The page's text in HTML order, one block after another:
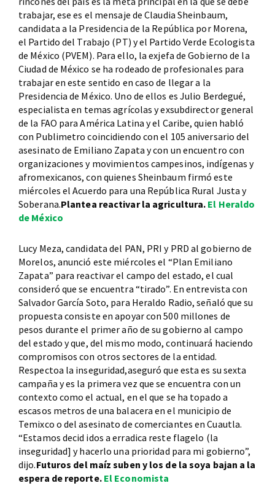
trabajar, ese es el mensaje de Claudia Sheinbaum,
candidata a la Presidencia de la República por Morena,
el Partido del Trabajo (PT) y el Partido Verde Ecologista
de México (PVEM). Para ello, la exjefa de Gobierno de la
Ciudad de México se ha rodeado de profesionales para
trabajar en este sentido en caso de llegar a la
Presidencia de México. Uno de ellos es Julio Berdegué,
especialista en temas agrícolas y exsubdirector general
de la FAO para América Latina y el Caribe, quien habló
con Publimetro coincidiendo con el 105 aniversario del
asesinato de Emiliano Zapata y con un encuentro con
organizaciones y movimientos campesinos, indígenas y
afromexicanos, con quienes Sheinbaum firmó este
miércoles el Acuerdo para una República Rural Justa y
Soberana.Plantea reactivar la agricultura. El Heraldo
de México
Lucy Meza, candidata del PAN, PRI y PRD al gobierno de
Morelos, anunció este miércoles el “Plan Emiliano
Zapata” para reactivar el campo del estado, el cual
consideró que se encuentra “tirado”. En entrevista con
Salvador García Soto, para Heraldo Radio, señaló que su
propuesta consiste en apoyar con 500 millones de
pesos durante el primer año de su gobierno al campo
del estado y que, del mismo modo, continuará haciendo
compromisos con otros sectores de la entidad.
Respectoa la inseguridad,aseguró que esta es su sexta
campaña y es la primera vez que se encuentra con un
contexto como el actual, en el que se ha topado a
escasos metros de una balacera en el municipio de
Temixco o del asesinato de comerciantes en Cuautla.
“Estamos decid idos a erradica reste flagelo (la
inseguridad] y hacerlo una prioridad para mi gobierno”,
dijo.Futuros del maíz suben y los de la soya bajan a la
espera de reporte. El Economista